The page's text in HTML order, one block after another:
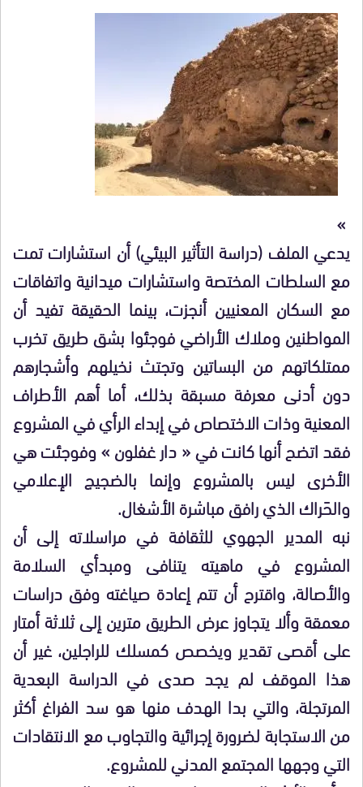
»
يدعي الملف (دراسة التأثير البيئي) أن استشارات تمت
مع السلطات المختصة واستشارات ميدانية واتفاقات
مع السكان المعنيين أنجزت، بينما الحقيقة تفيد أن
المواطنين وملاك الأراضي فوجئوا بشق طريق تخرب
ممتلكاتهم من البساتين وتجتث نخيلهم وأشجارهم
دون أدنى معرفة مسبقة بذلك، أما أهم الأطراف
المعنية وذات الاختصاص في إبداء الرأي في المشروع
فقد اتضح أنها كانت في « دار غفلون » وفوجئت هي
الأخرى ليس بالمشروع وإنما بالضجيج الإعلامي
والحَراك الذي رافق مباشرة الأشغال.
نبه المدير الجهوي للثقافة في مراسلاته إلى أن
المشروع في ماهيته يتنافى ومبدأي السلامة
والأصالة، واقترح أن تتم إعادة صياغته وفق دراسات
معمقة وألا يتجاوز عرض الطريق مترين إلى ثلاثة أمتار
على أقصى تقدير ويخصص كمسلك للراجلين، غير أن
هذا الموقف لم يجد صدى في الدراسة البعدية
المرتجلة، والتي بدا الهدف منها هو سد الفراغ أكثر
من الاستجابة لضرورة إجرائية والتجاوب مع الانتقادات
التي وجهها المجتمع المدني للمشروع.